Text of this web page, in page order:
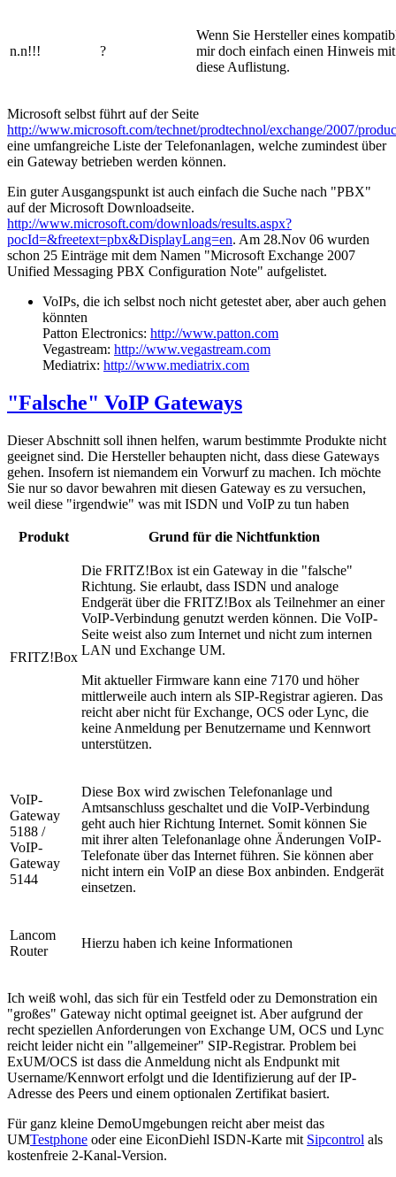
n.n!!! ?
Wenn Sie Hersteller eines
mir doch einfach einen Hinweis
diese Auflistung.
Microsoft selbst führt auf der Seite
http://www.microsoft.com/technet/prodtechnol/exchange/2007/
eine umfangreiche Liste der Telefonanlagen, welche zumindest über
ein Gateway betrieben werden können.
Ein guter Ausgangspunkt ist auch einfach die Suche nach "PBX"
auf der Microsoft Downloadseite.
http://www.microsoft.com/downloads/results.aspx?
pocId=&freetext=pbx&DisplayLang=en. Am 28.Nov 06 wurden
schon 25 Einträge mit dem Namen "Microsoft Exchange 2007
Unified Messaging PBX Configuration Note" aufgelistet.
VoIPs, die ich selbst noch nicht getestet aber, aber auch gehen
könnten
Patton Electronics: http://www.patton.com
Vegastream: http://www.vegastream.com
Mediatrix: http://www.mediatrix.com
"Falsche" VoIP Gateways
Dieser Abschnitt soll ihnen helfen, warum bestimmte Produkte nicht
geeignet sind. Die Hersteller behaupten nicht, dass diese Gateways
gehen. Insofern ist niemandem ein Vorwurf zu machen. Ich möchte
Sie nur so davor bewahren mit diesen Gateway es zu versuchen,
weil diese "irgendwie" was mit ISDN und VoIP zu tun haben
Produkt Grund für die Nichtfunktion
FRITZ!Box
Die FRITZ!Box ist ein Gateway in die "falsche"
Richtung. Sie erlaubt, dass ISDN und analoge
Endgerät über die FRITZ!Box als Teilnehmer an einer
VoIP-Verbindung genutzt werden können. Die VoIP-
Seite weist also zum Internet und nicht zum internen
LAN und Exchange UM.
Mit aktueller Firmware kann eine 7170 und höher
mittlerweile auch intern als SIP-Registrar agieren. Das
reicht aber nicht für Exchange, OCS oder Lync, die
keine Anmeldung per Benutzername und Kennwort
unterstützen.
VoIP-
Gateway
5188 /
VoIP-
Gateway
5144
Diese Box wird zwischen Telefonanlage und
Amtsanschluss geschaltet und die VoIP-Verbindung
geht auch hier Richtung Internet. Somit können Sie
mit ihrer alten Telefonanlage ohne Änderungen VoIP-
Telefonate über das Internet führen. Sie können aber
nicht intern ein VoIP an diese Box anbinden. Endgerät
einsetzen.
Lancom
Router
Hierzu haben ich keine Informationen
Ich weiß wohl, das sich für ein Testfeld oder zu Demonstration ein
"großes" Gateway nicht optimal geeignet ist. Aber aufgrund der
recht speziellen Anforderungen von Exchange UM, OCS und Lync
reicht leider nicht ein "allgemeiner" SIP-Registrar. Problem bei
ExUM/OCS ist dass die Anmeldung nicht als Endpunkt mit
Username/Kennwort erfolgt und die Identifizierung auf der IP-
Adresse des Peers und einem optionalen Zertifikat basiert.
Für ganz kleine DemoUmgebungen reicht aber meist das
UMTestphone oder eine EiconDiehl ISDN-Karte mit Sipcontrol als
kostenfreie 2-Kanal-Version.